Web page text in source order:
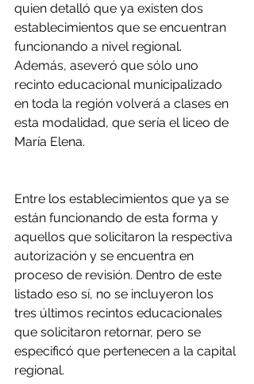
quien detalló que ya existen dos
establecimientos que se encuentran
funcionando a nivel regional.
Además, aseveró que sólo uno
recinto educacional municipalizado
en toda la región volverá a clases en
esta modalidad, que sería el liceo de
María Elena.
Entre los establecimientos que ya se
están funcionando de esta forma y
aquellos que solicitaron la respectiva
autorización y se encuentra en
proceso de revisión. Dentro de este
listado eso sí, no se incluyeron los
tres últimos recintos educacionales
que solicitaron retornar, pero se
especificó que pertenecen a la capital
regional.